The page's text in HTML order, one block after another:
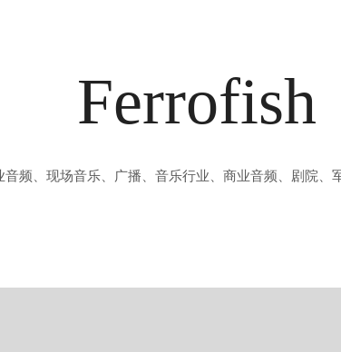
Ferrofish
频、现场音乐、广播、音乐行业、商业音频、剧院、